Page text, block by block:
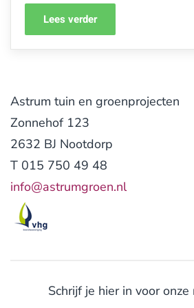
Lees verder
Astrum tuin en groenprojecten
Zonnehof 123
2632 BJ Nootdorp
T 015 750 49 48
info@astrumgroen.nl
Schrijf je hier in voor